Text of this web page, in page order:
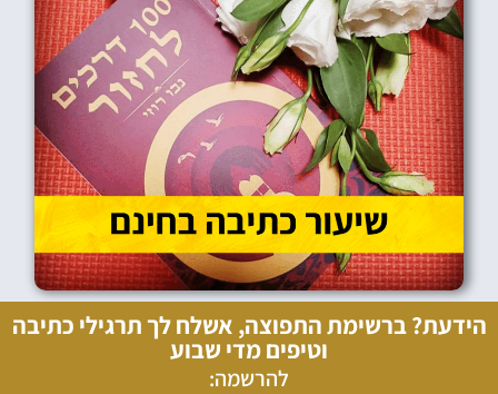
הידעת? ברשימת התפוצה, אשלח לך תרגילי כתיבה
וטיפים מדי שבוע
להרשמה: